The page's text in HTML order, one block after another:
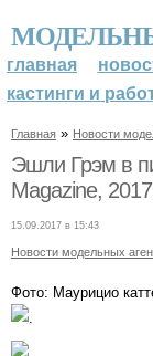
главная
кастинги и
Главная » Новости
Эшли Грэм в
Magazine,
15.09.2017 в 15:43
Новости модельных
Фото: Маурицио